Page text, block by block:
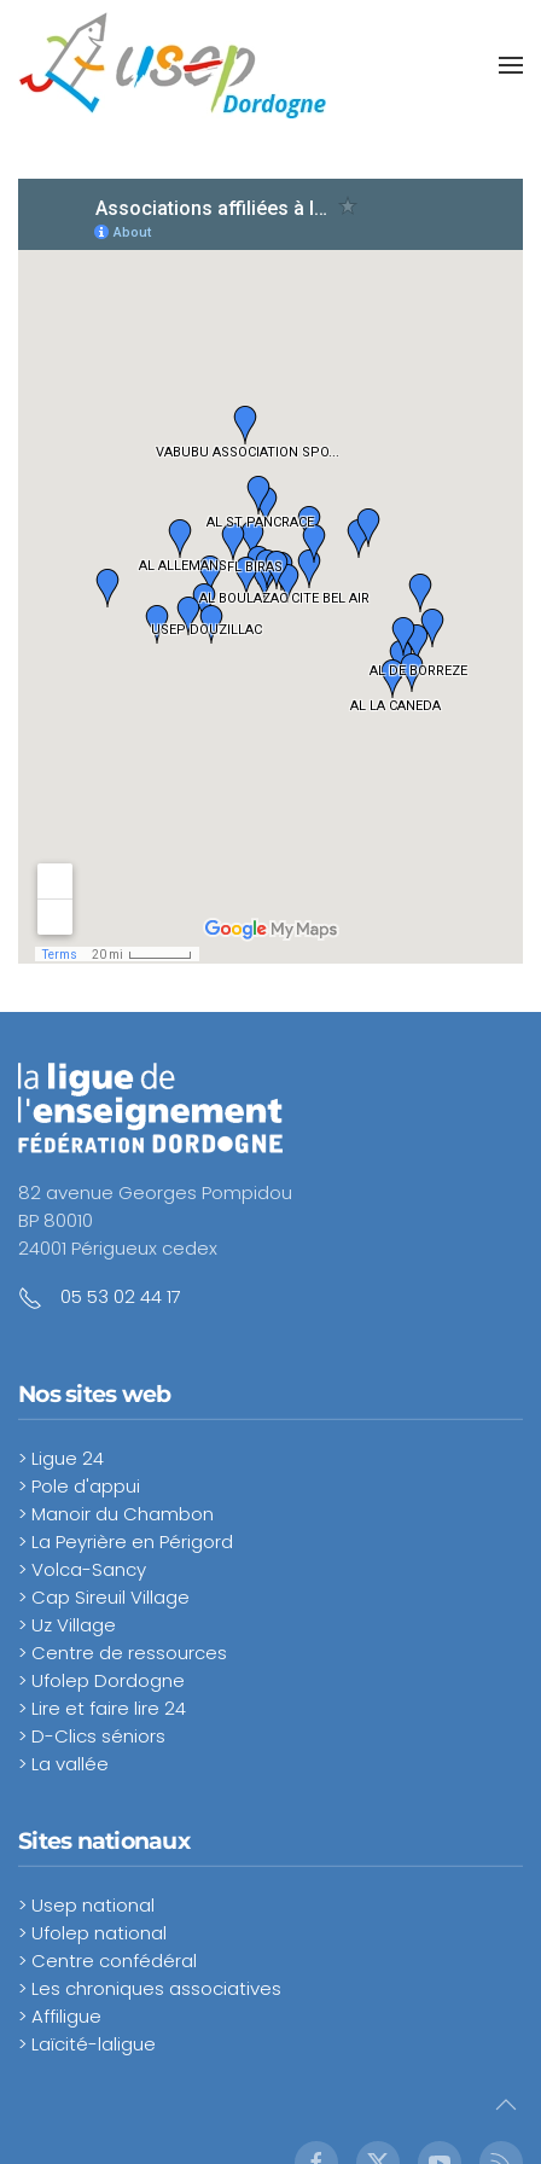
Accéder au contenu principal
82 avenue Georges Pompidou
BP 80010
24001 Périgueux cedex
05 53 02 44 17
Nos sites web
> Ligue 24
> Pole d'appui
> Manoir du Chambon
> La Peyrière en Périgord
> Volca-Sancy
> Cap Sireuil Village
> Uz Village
> Centre de ressources
> Ufolep Dordogne
> Lire et faire lire 24
> D-Clics séniors
> La vallée
Sites nationaux
> Usep national
> Ufolep national
> Centre confédéral
> Les chroniques associatives
> Affiligue
> Laïcité-laligue